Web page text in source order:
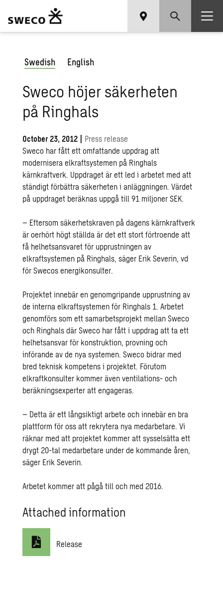
Swedish English
Sweco höjer säkerheten
på Ringhals
October 23, 2012 | Press release
Sweco har fått ett omfattande uppdrag att
modernisera elkraftsystemen på Ringhals
kärnkraftverk. Uppdraget är ett led i arbetet med att
ständigt förbättra säkerheten i anläggningen. Värdet
på uppdraget beräknas uppgå till 91 miljoner SEK.
– Eftersom säkerhetskraven på dagens kärnkraftverk
är oerhört högt ställda är det ett stort förtroende att
få helhetsansvaret för upprustningen av
elkraftsystemen på Ringhals, säger Erik Severin, vd
för Swecos energikonsulter.
Projektet innebär en genomgripande upprustning av
de interna elkraftsystemen för Ringhals 1. Arbetet
genomförs som ett samarbetsprojekt mellan Sweco
och Ringhals där Sweco har fått i uppdrag att ta ett
helhetsansvar för konstruktion, provning och
införande av de nya systemen. Sweco bidrar med
bred teknisk kompetens i projektet. Förutom
elkraftkonsulter kommer även ventilations- och
beräkningsexperter att engageras.
– Detta är ett långsiktigt arbete och innebär en bra
plattform för oss att rekrytera nya medarbetare. Vi
räknar med att projektet kommer att sysselsätta ett
drygt 20-tal medarbetare under de kommande åren,
säger Erik Severin.
Arbetet kommer att pågå till och med 2016.
Attached information
Release